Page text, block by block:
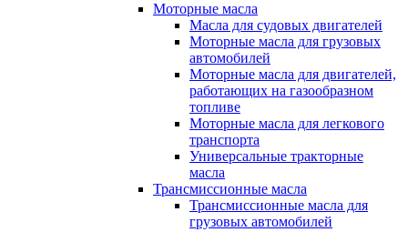
Моторные масла
Масла для судовых двигателей
Моторные масла для грузовых
автомобилей
Моторные масла для двигателей,
работающих на газообразном
топливе
Моторные масла для легкового
транспорта
Универсальные тракторные
масла
Трансмиссионные масла
Трансмиссионные масла для
грузовых автомобилей